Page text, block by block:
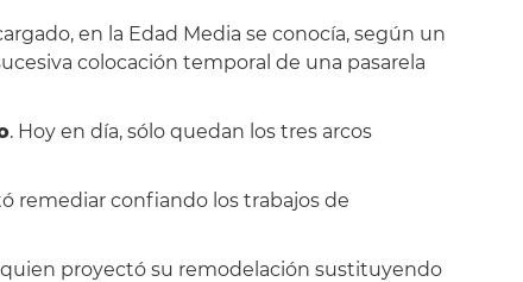
en la Edad Media se conocía, según un
colocación temporal de una pasarela
. Hoy en día, sólo quedan los tres arcos
remediar confiando los trabajos de
quien proyectó su remodelación sustituyendo